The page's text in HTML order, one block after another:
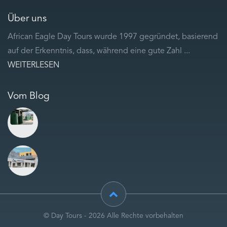
Über uns
African Eagle Day Tours wurde 1997 gegründet, basierend
auf der Erkenntnis, dass, während eine gute Zahl ...
WEITERLESEN
Vom Blog
© Day Tours - 2026 Alle Rechte vorbehalten